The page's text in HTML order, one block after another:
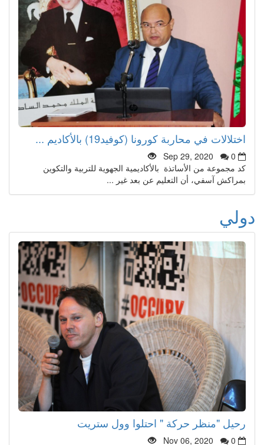
اختلالات في محاربة كورونا (كوفيد19) بالأكاديم ...
Sep 29, 2020
0
كد مجموعة من الأساتذة بالأكاديمية الجهوية للتربية والتكوين
بمراكش آسفي، أن التعليم عن بعد غير ...
دولي
رحيل "منظر حركة " احتلوا وول ستريت
Nov 06, 2020 0